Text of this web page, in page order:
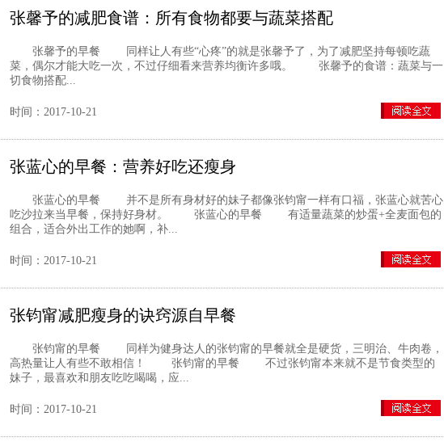
张馨予的减肥食谱：所有食物都要与蔬菜搭配
张馨予的早餐 同样让人有些“心疼”的就是张馨予了，为了减肥坚持每顿吃蔬
菜，偶尔才能大吃一次，不过仔细看来营养均衡许多哦。 张馨予的食谱：蔬菜与一
切食物搭配...
时间：2017-10-21
张蓝心的早餐：营养好吃还瘦身
张蓝心的早餐 并不是所有身材好的妹子都像张钧甯一样有口福，张蓝心就苦心
吃沙拉来当早餐，保持好身材。 张蓝心的早餐 有适量蔬菜的炒蛋+全麦面包的
组合，适合外出工作的她啊，补...
时间：2017-10-21
张钧甯减肥瘦身的诀窍源自早餐
张钧甯的早餐 同样为健身达人的张钧甯的早餐就全是硬货，三明治、牛肉卷，
高热量让人有些不敢相信！ 张钧甯的早餐 不过张钧甯本来就不是节食类型的
妹子，最喜欢和朋友吃吃喝喝，应...
时间：2017-10-21